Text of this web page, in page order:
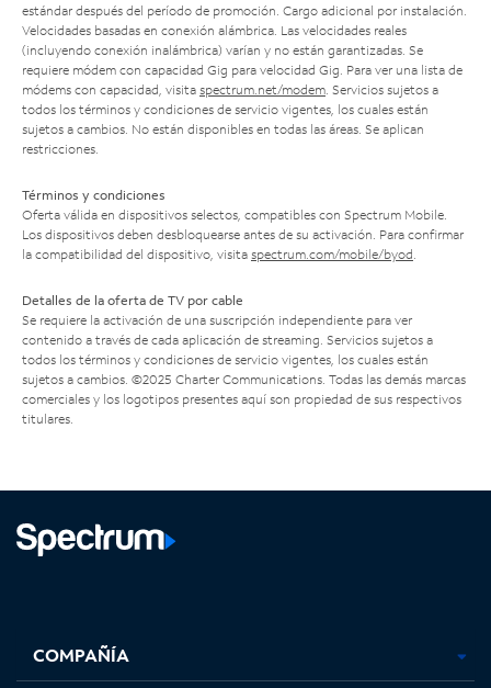
estándar después del período de promoción. Cargo adicional por instalación.
Velocidades basadas en conexión alámbrica. Las velocidades reales
(incluyendo conexión inalámbrica) varían y no están garantizadas. Se
requiere módem con capacidad Gig para velocidad Gig. Para ver una lista de
módems con capacidad, visita spectrum.net/modem . Servicios sujetos a
todos los términos y condiciones de servicio vigentes, los cuales están
sujetos a cambios. No están disponibles en todas las áreas. Se aplican
restricciones.
Términos y condiciones
Oferta válida en dispositivos selectos, compatibles con Spectrum Mobile.
Los dispositivos deben desbloquearse antes de su activación. Para confirmar
la compatibilidad del dispositivo, visita spectrum.com/mobile/byod
Detalles de la oferta de TV por cable
Se requiere la activación de una suscripción independiente para ver
contenido a través de cada aplicación de streaming. Servicios sujetos a
todos los términos y condiciones de servicio vigentes, los cuales están
sujetos a cambios. ©2025 Charter Communications. Todas las demás marcas
comerciales y los logotipos presentes aquí son propiedad de sus respectivos
titulares.
abre
en
abre
en
abre
en
en
COMPAÑÍA